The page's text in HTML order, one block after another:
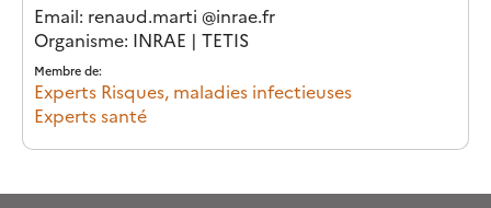
Email: renaud.marti @inrae.fr
Organisme: INRAE | TETIS
Membre de:
Experts Risques, maladies infectieuses
Experts santé